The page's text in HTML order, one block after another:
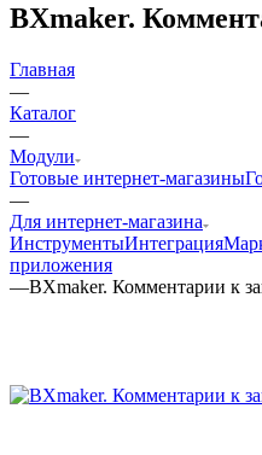
BXmaker.
Главная
—
Каталог
—
Модули
Готовые интернет-магазины
—
Для интернет-магазина
ИнструментыИнтеграция
приложения
—BXmaker. Комментарии к